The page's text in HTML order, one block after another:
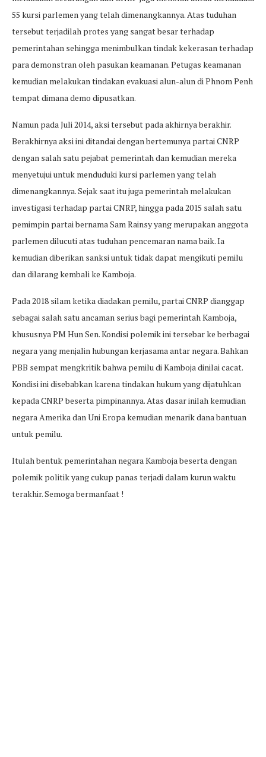
55 kursi parlemen yang telah dimenangkannya. Atas tuduhan
tersebut terjadilah protes yang sangat besar terhadap
pemerintahan sehingga menimbulkan tindak kekerasan terhadap
para demonstran oleh pasukan keamanan. Petugas keamanan
kemudian melakukan tindakan evakuasi alun-alun di Phnom Penh
tempat dimana demo dipusatkan.
Namun pada Juli 2014, aksi tersebut pada akhirnya berakhir.
Berakhirnya aksi ini ditandai dengan bertemunya partai CNRP
dengan salah satu pejabat pemerintah dan kemudian mereka
menyetujui untuk menduduki kursi parlemen yang telah
dimenangkannya. Sejak saat itu juga pemerintah melakukan
investigasi terhadap partai CNRP, hingga pada 2015 salah satu
pemimpin partai bernama Sam Rainsy yang merupakan anggota
parlemen dilucuti atas tuduhan pencemaran nama baik. Ia
kemudian diberikan sanksi untuk tidak dapat mengikuti pemilu
dan dilarang kembali ke Kamboja.
Pada 2018 silam ketika diadakan pemilu, partai CNRP dianggap
sebagai salah satu ancaman serius bagi pemerintah Kamboja,
khususnya PM Hun Sen. Kondisi polemik ini tersebar ke berbagai
negara yang menjalin hubungan kerjasama antar negara. Bahkan
PBB sempat mengkritik bahwa pemilu di Kamboja dinilai cacat.
Kondisi ini disebabkan karena tindakan hukum yang dijatuhkan
kepada CNRP beserta pimpinannya. Atas dasar inilah kemudian
negara Amerika dan Uni Eropa kemudian menarik dana bantuan
untuk pemilu.
Itulah bentuk pemerintahan negara Kamboja beserta dengan
polemik politik yang cukup panas terjadi dalam kurun waktu
terakhir. Semoga bermanfaat !